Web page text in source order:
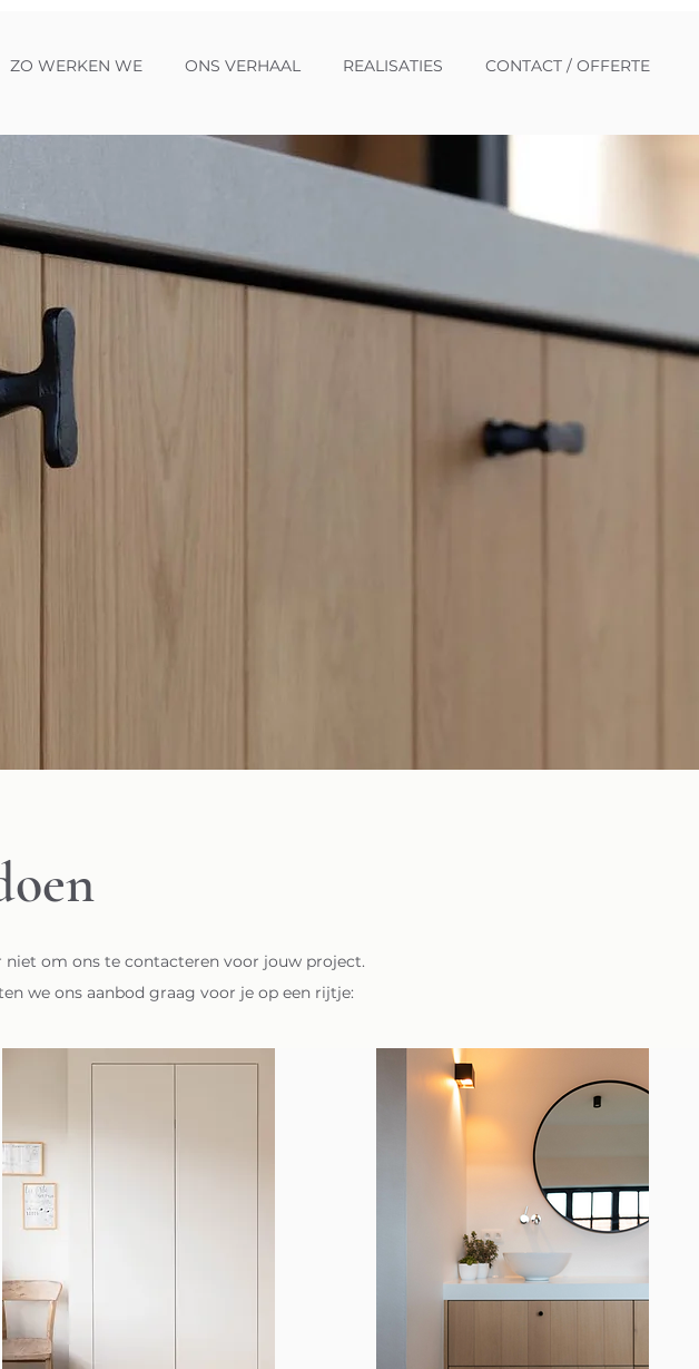
ZO WERKEN WE ONS VERHAAL REALISATIES CONTACT / OFFERTE
om ons te contacteren voor jouw project.
we ons aanbod graag voor je op een rijtje: